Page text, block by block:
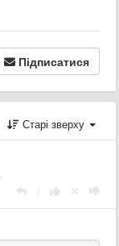
Підписатися
Старі зверху